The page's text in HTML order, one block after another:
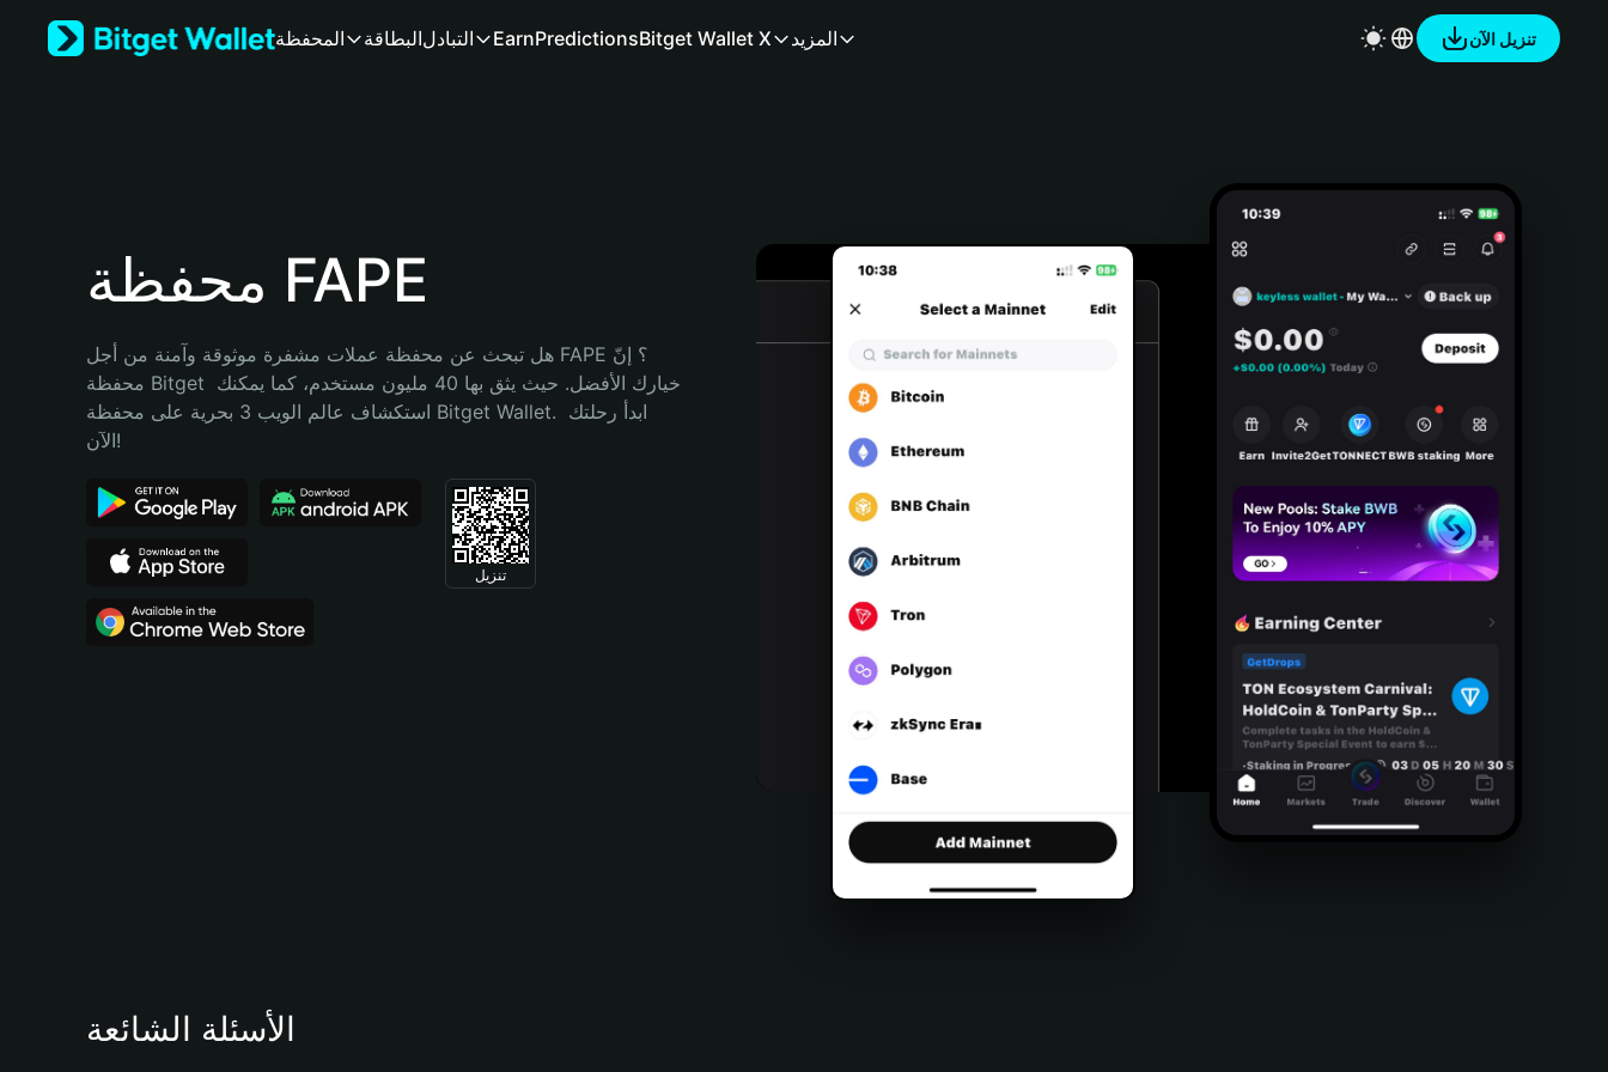
Bahasa Indonesia
Português (Brasil)
المحفظة البطاقةالتبادل EarnPredictionsBitget Wallet X المزيد تنزيل الآن
محفظة FAPE
هل تبحث عن محفظة عملات مشفرة موثوقة وآمنة من أجل FAPE؟ إنّ
محفظة Bitget خيارك الأفضل. حيث يثق بها 40 مليون مستخدم، كما يمكنك
استكشاف عالم الويب 3 بحرية على محفظة Bitget Wallet. ابدأ رحلتك
الآن!
تنزيل
الأسئلة الشائعة